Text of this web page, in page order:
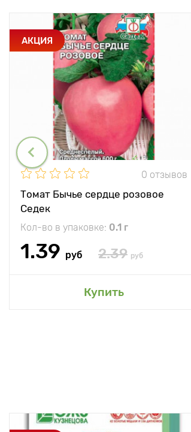
АКЦИЯ
0 отзывов
Томат Бычье сердце розовое
Седек
Кол-во в упаковке: 0.1 г
1.39 руб 2.39 руб
Купить